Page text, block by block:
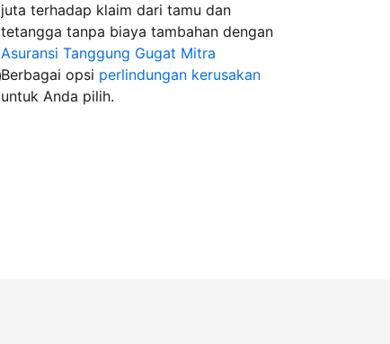
juta terhadap klaim dari tamu dan
tetangga tanpa biaya tambahan dengan
Asuransi Tanggung Gugat Mitra
Berbagai opsi perlindungan kerusakan
untuk Anda pilih.